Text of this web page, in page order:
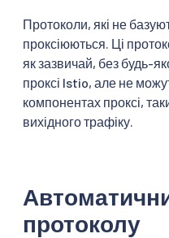
Протоколи, які не
проксіюються. Ці
як зазвичай, без будь-
проксі Istio, але не
компонентах проксі,
вихідного трафіку.
протоколу